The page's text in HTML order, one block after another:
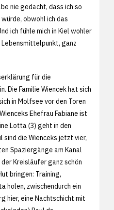
nie gedacht, dass ich so
obwohl ich das
ich fühle mich in Kiel wohler
ganz
für die
Die Familie Wiencek hat sich
in Molfsee vor den Toren
Ehefrau Fabiane ist
Lotta (3) geht in den
sind die Wienceks jetzt vier,
Spaziergänge am Kanal
Kreisläufer ganz schön
bringen: Training,
holen, zwischendurch ein
hier, eine Nachtschicht mit